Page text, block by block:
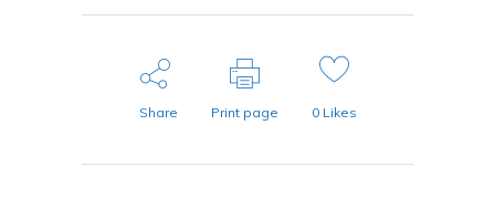
Share Print page 0Likes